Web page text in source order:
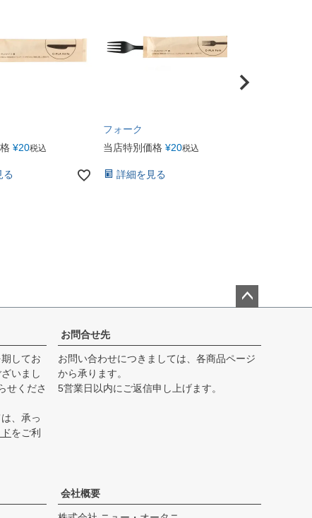
¥20税込
る
フォーク
当店特別価格 ¥20税込
詳細を見る
ップ
へ
してお
いまし
せくださ
、承っ
をご利
お問合せ先
お問い合わせにつきましては、各商品ページ
から承ります。
5営業日以内にご返信申し上げます。
会社概要